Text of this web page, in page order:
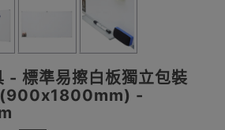
- 標準易擦白板獨立包裝
-